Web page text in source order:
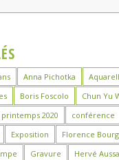
Anna Pichotka
Boris Foscolo
Chun Yu
2020
conférence
Exposition
Florence
Gravure
Hervé